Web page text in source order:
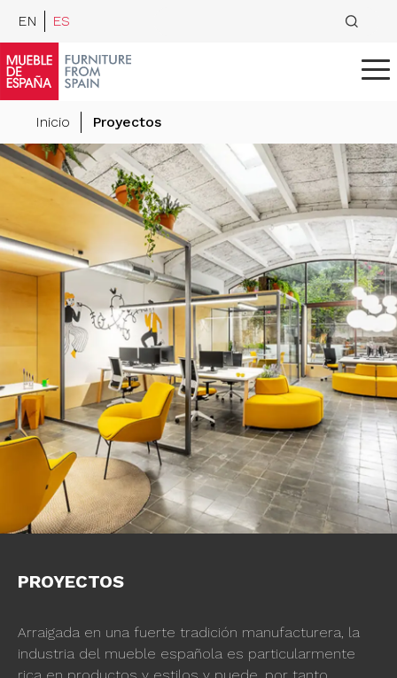
EN ES
Inicio Proyectos
PROYECTOS
Arraigada en una fuerte tradición manufacturera, la
industria del mueble española es particularmente